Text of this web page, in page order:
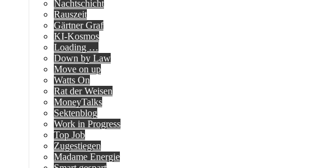
Nachtschicht
Rauszeit
Gärtner Graf
KI-Kosmos
Loading …
Down by Law
Move on up
Watts On
Rat der Weisen
MoneyTalks
Sektenblog
Work in Progress
Top Job
Zugestiegen
Madame Energie